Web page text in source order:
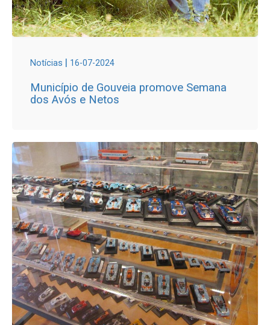
Notícias | 16-07-2024
Município de Gouveia promove Semana
dos Avós e Netos